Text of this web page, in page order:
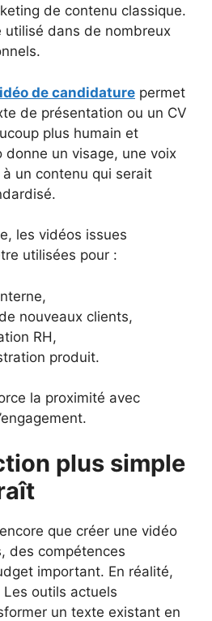
de contenu classique.
utilisé dans de nombreux
de candidature permet
de présentation ou un CV
plus humain et
un visage, une voix
un contenu qui serait
les vidéos issues
utilisées pour :
nouveaux clients,
RH,
produit.
la proximité avec
plus simple
que créer une vidéo
des compétences
important. En réalité,
Les outils actuels
un texte existant en